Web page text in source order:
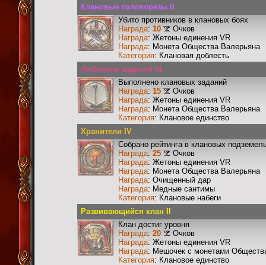
Клановые головорезы II
Убито противников в клановых боях
Награда: 10
Очков
Награда: Жетоны единения VR
Награда: Монета Общества Валерьяна
Категория: Клановая доблесть
Любители заданий III
Выполнено клановых заданий
Награда: 15
Очков
Награда: Жетоны единения VR
Награда: Монета Общества Валерьяна
Категория: Клановое единство
Хранители IV
Собрано рейтинга в клановых
Награда: 25
Очков
Награда: Жетоны единения VR
Награда: Монета Общества Валерьяна
Награда: Очищенный дар
Награда: Медные сантимы
Категория: Клановые набеги
Развивающийся клан II
Клан достиг уровня
Награда: 20
Очков
Награда: Жетоны единения VR
Награда: Мешочек с монетами
Категория: Клановое единство